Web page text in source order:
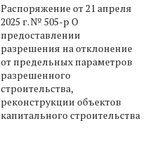
Распоряжение от 21 апреля
2025 г. № 505-р О
предоставлении
разрешения на отклонение
от предельных параметров
разрешенного
строительства,
реконструкции объектов
капитального строительства